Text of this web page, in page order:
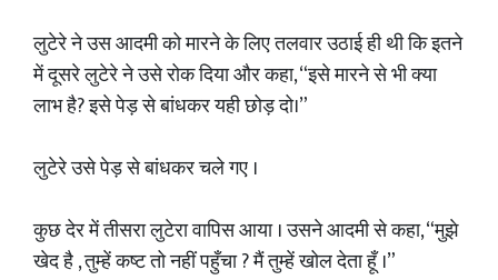
लुटेरे ने उस आदमी को मारने के लिए तलवार उठाई ही थी कि इतने
में दूसरे लुटेरे ने उसे रोक दिया और कहा, “इसे मारने से भी क्या
लाभ है? इसे पेड़ से बांधकर यही छोड़ दो।”
लुटेरे उसे पेड़ से बांधकर चले गए ।
कुछ देर में तीसरा लुटेरा वापिस आया । उसने आदमी से कहा, “मुझे
खेद है , तुम्हें कष्ट तो नहीं पहुँचा ? मैं तुम्हें खोल देता हूँ ।”